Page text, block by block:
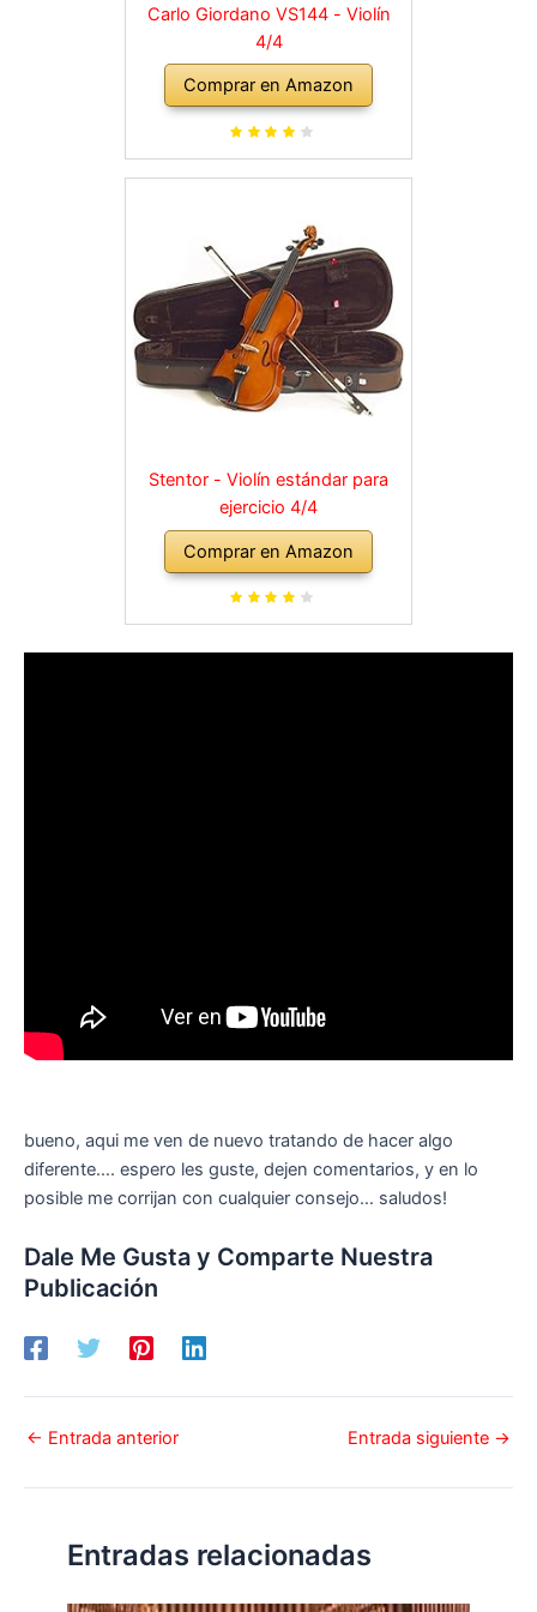
Carlo Giordano VS144 - Violín
4/4
Comprar en Amazon
Stentor - Violín estándar para
ejercicio 4/4
Comprar en Amazon
bueno, aqui me ven de nuevo tratando de hacer algo
diferente…. espero les guste, dejen comentarios, y en lo
posible me corrijan con cualquier consejo… saludos!
Dale Me Gusta y Comparte Nuestra
Publicación
← Entrada anterior Entrada siguiente →
Entradas relacionadas